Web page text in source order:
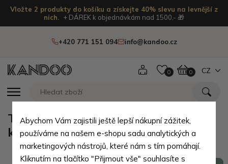
Vložte 2 produkty do košíku a získejte 40% slevu na levnější z
nich.
+ DÁREK k objednávkám nad 1500,- 🎁
+420 771 151 094 info@kandoo.cz
0 0 CZ
Tmavě hnědá dámská crossbody
kožená kabelka Pernille
Abychom Vám zajistili ještě lepší nákupní zážitek,
používáme na našem e-shopu sadu analytických a
marketingových nástrojů, které nám s tím pomáhají.
Kliknutím na tlačítko "Přijmout vše" souhlasíte s